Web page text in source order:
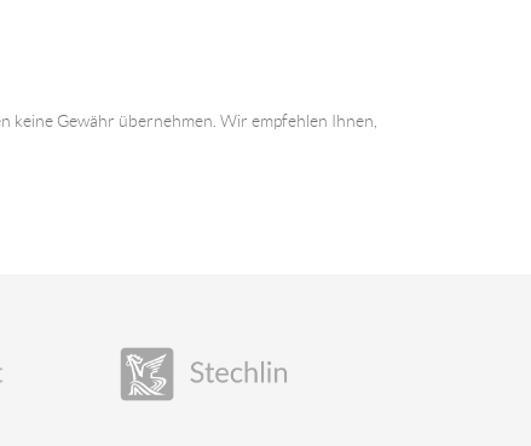
Gewähr übernehmen. Wir empfehlen Ihnen,